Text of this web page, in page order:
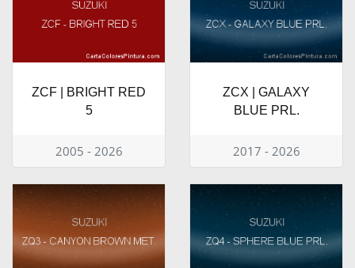
ZCF | BRIGHT RED
5
2005 - 2026
ZCX | GALAXY
BLUE PRL.
2017 - 2026